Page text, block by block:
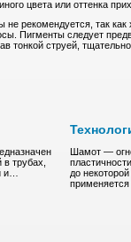
цвета или оттенка
рекомендуется, так
Пигменты следует
тонкой струей,
трубах,
и…
Шамот —
до
пpимeняeтcя